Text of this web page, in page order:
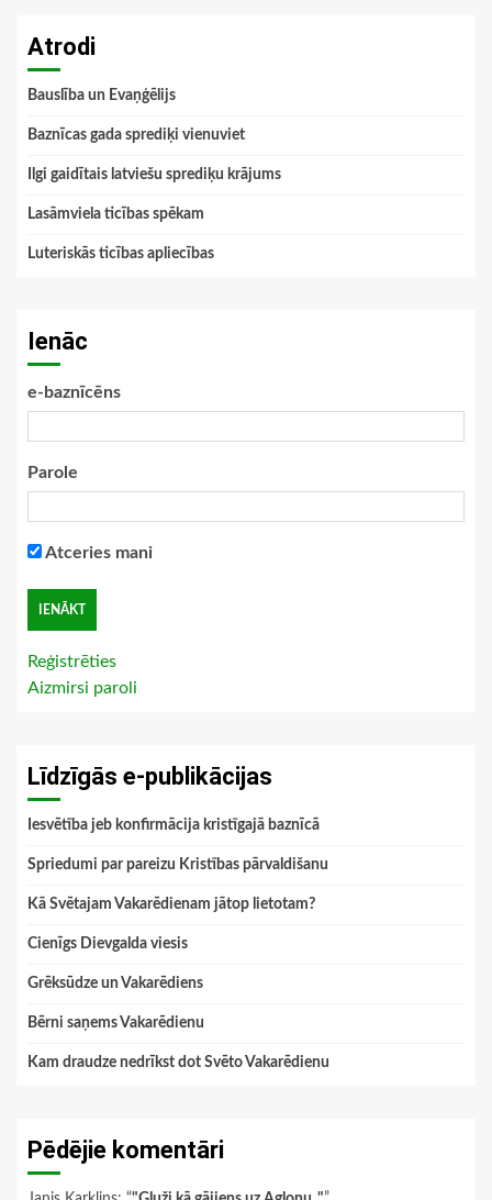
Atrodi
Bauslība un Evaņģēlijs
Baznīcas gada sprediķi vienuviet
Ilgi gaidītais latviešu sprediķu krājums
Lasāmviela ticības spēkam
Luteriskās ticības apliecības
Ienāc
e-baznīcēns
Parole
Atceries mani
Reģistrēties
Aizmirsi paroli
Līdzīgās e-publikācijas
Iesvētība jeb konfirmācija kristīgajā baznīcā
Spriedumi par pareizu Kristības pārvaldišanu
Kā Svētajam Vakarēdienam jātop lietotam?
Cienīgs Dievgalda viesis
Grēksūdze un Vakarēdiens
Bērni saņems Vakarēdienu
Kam draudze nedrīkst dot Svēto Vakarēdienu
Pēdējie komentāri